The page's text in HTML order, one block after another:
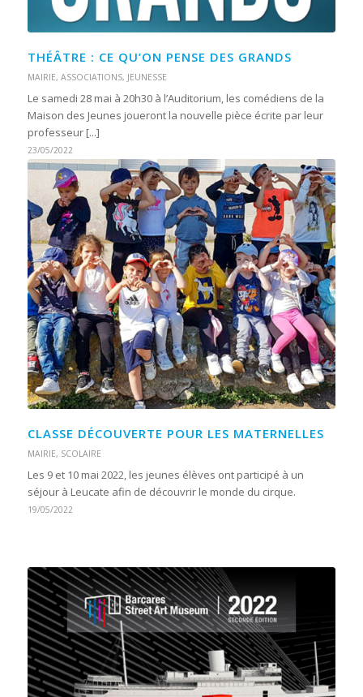
THÉÂTRE : CE QU’ON PENSE DES GRANDS
MAIRIE, ASSOCIATIONS, JEUNESSE
Le samedi 28 mai à 20h30 à l’Auditorium, les comédiens de la
Maison des Jeunes joueront la nouvelle pièce écrite par leur
professeur [...]
23/05/2022
CLASSE DÉCOUVERTE POUR LES MATERNELLES
MAIRIE, SCOLAIRE
Les 9 et 10 mai 2022, les jeunes élèves ont participé à un
séjour à Leucate afin de découvrir le monde du cirque.
19/05/2022